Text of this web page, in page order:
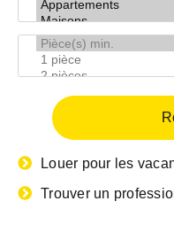
bien
Pièce(s)
min.
Louer pour les
Trouver un